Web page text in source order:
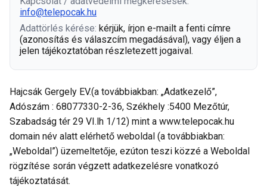
info@telepocak.hu
Adattörlés kérése: kérjük, írjon e-mailt a fenti címre
(azonosítás és válaszcím megadásával), vagy éljen a
jelen tájékoztatóban részletezett jogaival.
Hajcsák Gergely EV.(a továbbiakban: „Adatkezelő”,
Adószám : 68077330-2-36, Székhely :5400 Mezőtúr,
Szabadság tér 29 VI.lh 1/12) mint a www.telepocak.hu
domain név alatt elérhető weboldal (a továbbiakban:
„Weboldal”) üzemeltetője, ezúton teszi közzé a Weboldal
rögzítése során végzett adatkezelésre vonatkozó
tájékoztatását.